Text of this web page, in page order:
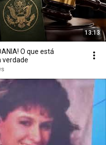
13:13
O que está
verdade